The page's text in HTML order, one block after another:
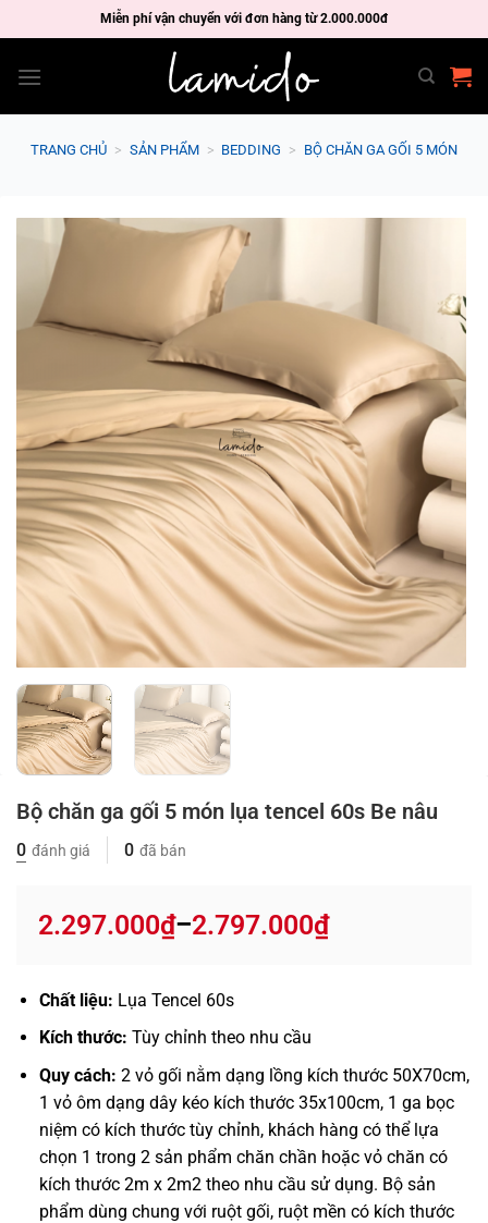
to
content
Miễn phí vận chuyển với đơn hàng từ 2.000.000đ
TRANG CHỦ > SẢN PHẨM > BEDDING > BỘ CHĂN GA GỐI 5 MÓN
Bộ chăn ga gối 5 món lụa tencel 60s Be nâu
0 đánh giá 0 đã bán
2.297.000₫–2.797.000₫
Price
2.297.000₫
through
2.797.000₫
Chất liệu: Lụa Tencel 60s
Kích thước: Tùy chỉnh theo nhu cầu
Quy cách: 2 vỏ gối nằm dạng lồng kích thước 50X70cm,
1 vỏ ôm dạng dây kéo kích thước 35x100cm, 1 ga bọc
niệm có kích thước tùy chỉnh, khách hàng có thể lựa
chọn 1 trong 2 sản phẩm chăn chần hoặc vỏ chăn có
kích thước 2m x 2m2 theo nhu cầu sử dụng. Bộ sản
phẩm dùng chung với ruột gối, ruột mền có kích thước